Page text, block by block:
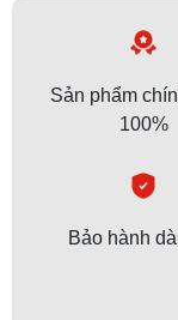
Sản phẩm
100%
Bảo hành